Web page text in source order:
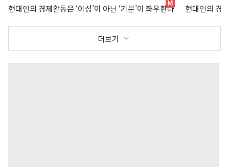
현대인의 경제활동은 ‘이성’이 아닌 ‘기분’이 좌우한다 현대인의 경
더보기